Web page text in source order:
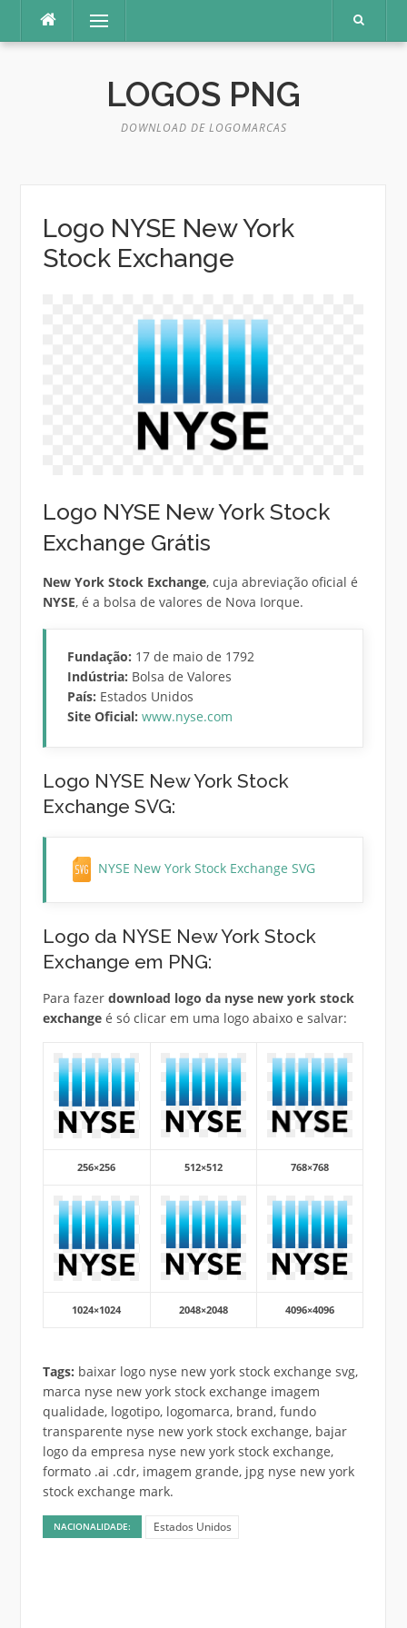
o
Menu
LOGOS PNG
DOWNLOAD DE LOGOMARCAS
Logo NYSE New York
Stock Exchange
Logo NYSE New York Stock
Exchange Grátis
New York Stock Exchange, cuja abreviação oficial é
NYSE, é a bolsa de valores de Nova Iorque.
Fundação: 17 de maio de 1792
Indústria: Bolsa de Valores
País: Estados Unidos
Site Oficial: www.nyse.com
Logo NYSE New York Stock
Exchange SVG:
NYSE New York Stock Exchange SVG
Logo da NYSE New York Stock
Exchange em PNG:
Para fazer download logo da nyse new york stock
exchangeé só clicar em uma logo abaixo e salvar:
256×256 512×512 768×768
1024×1024 2048×2048 4096×4096
Tags: baixar logo nyse new york stock exchange svg,
marca nyse new york stock exchange imagem
qualidade, logotipo, logomarca, brand, fundo
transparente nyse new york stock exchange, bajar
logo da empresa nyse new york stock exchange,
formato .ai .cdr, imagem grande, jpg nyse new york
stock exchange mark.
NACIONALIDADE: Estados Unidos